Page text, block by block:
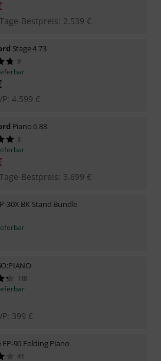
Bestpreis: 2.539 €
Stage 4 73
9
4.599 €
Piano 6 88
3
Bestpreis: 3.699 €
30X BK Stand Bundle
118
399 €
FP-90 Folding Piano
41